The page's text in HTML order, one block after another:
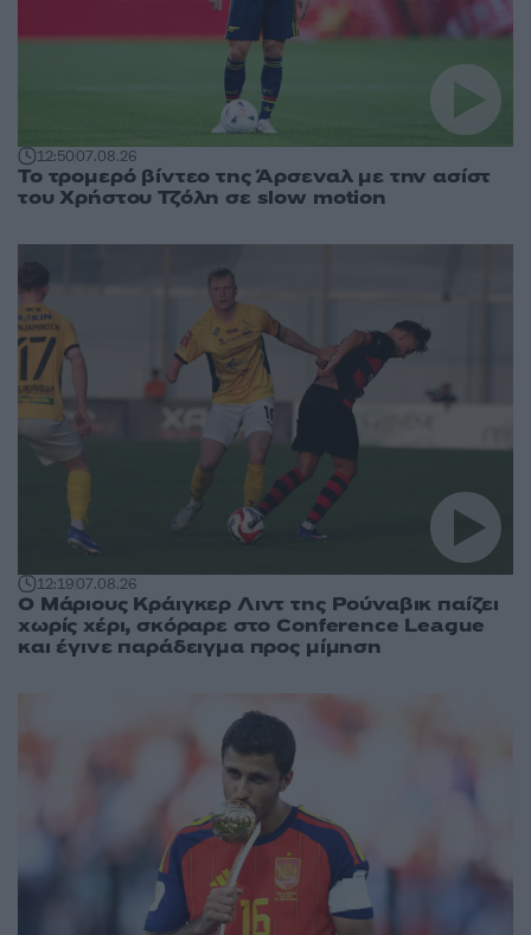
12:5007.08.26
Το τρομερό βίντεο της Άρσεναλ με την ασίστ
του Χρήστου Τζόλη σε slow motion
12:1907.08.26
Ο Μάριους Κράιγκερ Λιντ της Ρούναβικ παίζει
χωρίς χέρι, σκόραρε στο Conference League
και έγινε παράδειγμα προς μίμηση